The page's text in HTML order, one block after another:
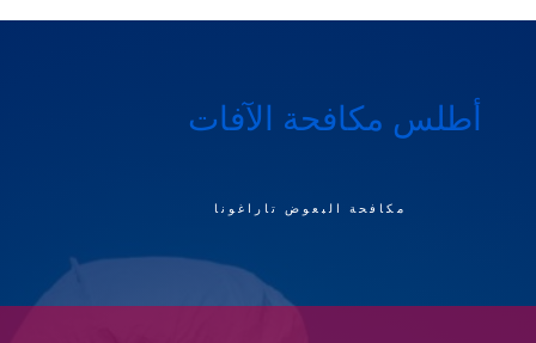
أطلس مكافحة الآفات
مكافحة البعوض تاراغونا